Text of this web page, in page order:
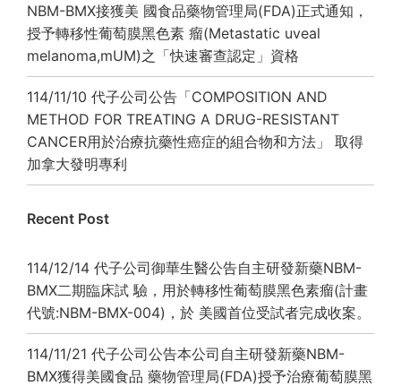
NBM-BMX接獲美 國食品藥物管理局(FDA)正式通知，
授予轉移性葡萄膜黑色素 瘤(Metastatic uveal
melanoma,mUM)之「快速審查認定」資格
114/11/10 代子公司公告「COMPOSITION AND
METHOD FOR TREATING A DRUG-RESISTANT
CANCER用於治療抗藥性癌症的組合物和方法」 取得
加拿大發明專利
Recent Post
114/12/14 代子公司御華生醫公告自主研發新藥NBM-
BMX二期臨床試 驗，用於轉移性葡萄膜黑色素瘤(計畫
代號:NBM-BMX-004)，於 美國首位受試者完成收案。
114/11/21 代子公司公告本公司自主研發新藥NBM-
BMX獲得美國食品 藥物管理局(FDA)授予治療葡萄膜黑